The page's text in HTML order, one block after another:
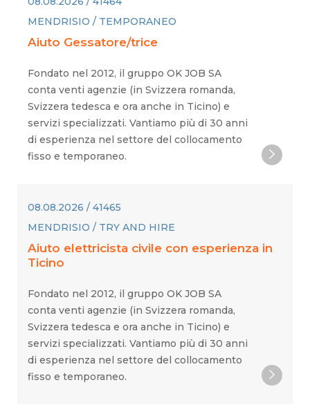
MENDRISIO / TEMPORANEO
Aiuto Gessatore/trice
Fondato nel 2012, il gruppo OK JOB SA
conta venti agenzie (in Svizzera romanda,
Svizzera tedesca e ora anche in Ticino) e
servizi specializzati. Vantiamo più di 30 anni
di esperienza nel settore del collocamento
fisso e temporaneo.
08.08.2026 / 41465
MENDRISIO / TRY AND HIRE
Aiuto elettricista civile con esperienza in
Ticino
Fondato nel 2012, il gruppo OK JOB SA
conta venti agenzie (in Svizzera romanda,
Svizzera tedesca e ora anche in Ticino) e
servizi specializzati. Vantiamo più di 30 anni
di esperienza nel settore del collocamento
fisso e temporaneo.